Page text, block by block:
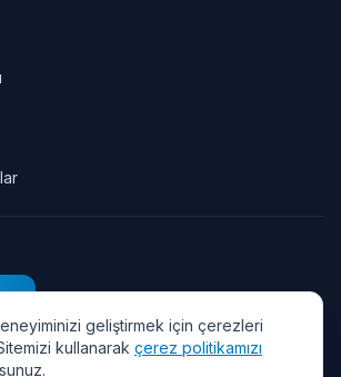
geliştirmek için çerezleri
kullanarak çerez politikamızı